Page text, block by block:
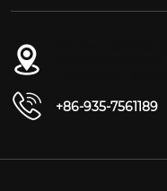
+86-935-7561189